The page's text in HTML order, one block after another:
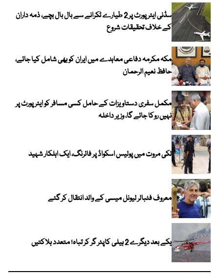
سڈنی ایئرپورٹ پر 2 طیارے ٹکرانے سے بال بال بچے، ذمہ داران
کے خلاف تحقیقات شروع
مکہ مکرمہ دفاعی معاہدے میں ایران کو بھی شامل کیا جائے،
حافظ نعیم الرحمان
مکمل سفری دستاویزات کے حامل کسی مسافر کو ایئرپورٹ پر
نہیں روکا جائے گا، وزیر داخلہ
لکی مروت میں پولیس اسکواڈ پر فائرنگ، ایک اہلکار شہید
معروف فٹبالر لیونل میسی کے والد انتقال کر گئے
یکے بعد دیگرے 2 ہیلی کاپٹر گر کر تباہ؛ متعدد ہلاکتیں